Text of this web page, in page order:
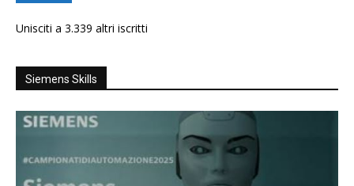
Unisciti a 3.339 altri iscritti
Siemens Skills